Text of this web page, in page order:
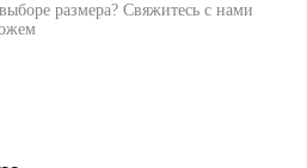
размера? Свяжитесь с нами